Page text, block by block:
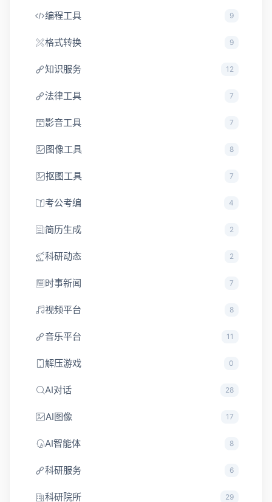
编程工具 9
格式转换 9
知识服务 12
法律工具 7
影音工具 7
图像工具 8
抠图工具 7
考公考编 4
简历生成 2
科研动态 2
时事新闻 7
视频平台 8
音乐平台 11
解压游戏 0
AI对话 28
AI图像 17
AI智能体 8
科研服务 6
科研院所 29